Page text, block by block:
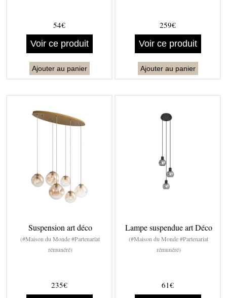
54€
Voir ce produit
Ajouter au panier
259€
Voir ce produit
Ajouter au panier
Suspension art déco
(#Maison du Monde #Partenariat
rémunéré)
235€
Lampe suspendue art Déco
(#Maison du Monde #Partenariat
rémunéré)
61€